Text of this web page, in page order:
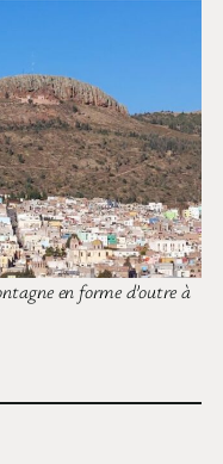
en forme d’outre à